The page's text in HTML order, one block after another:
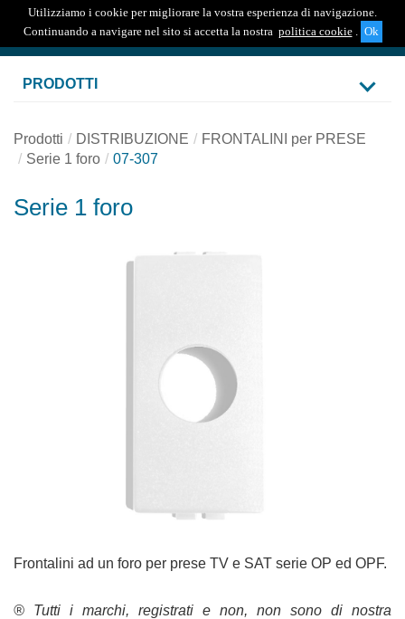
Utilizziamo i cookie per migliorare la vostra esperienza di navigazione.
Continuando a navigare nel sito si accetta la nostra politica cookie .
PRODOTTI
Prodotti DISTRIBUZIONE
FRONTALINI per PRESE
Serie 1 foro
07-307
Serie 1 foro
Frontalini ad un foro per prese TV e SAT serie OP ed OPF.
® Tutti i marchi, registrati e non, non sono di nostra